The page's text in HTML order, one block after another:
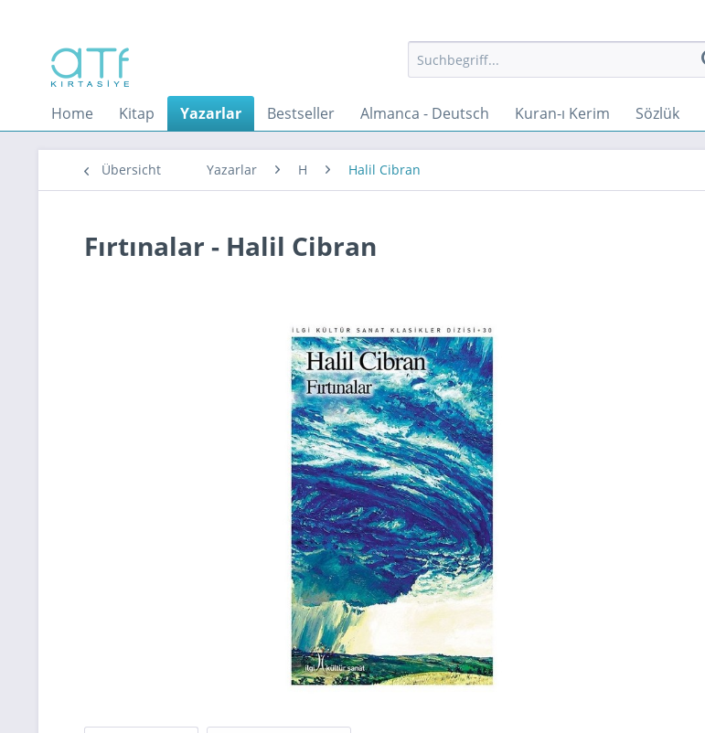
Home Kitap Yazarlar Bestseller Almanca - Deutsch Kuran-ı Kerim Sözlük
Übersicht Yazarlar H Halil Cibran
Fırtınalar - Halil Cibran